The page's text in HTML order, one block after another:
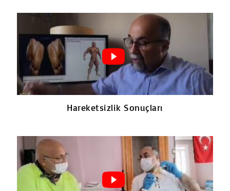
Hareketsizlik Sonuçları